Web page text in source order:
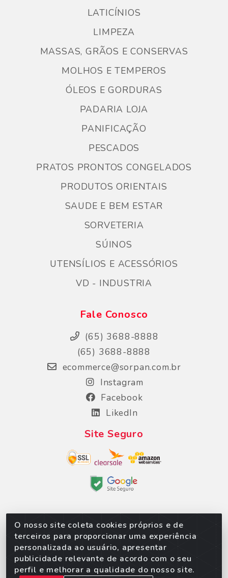
O nosso site coleta cookies próprios e de
terceiros para proporcionar uma experiência
personalizada ao usuário, apresentar
publicidade relevante de acordo com o seu
perfil e melhorar a qualidade do nosso site.
LATICÍNIOS
LIMPEZA
MASSAS, GRÃOS E CONSERVAS
MOLHOS E TEMPEROS
ÓLEOS E GORDURAS
PADARIA LOJA
PANIFICAÇÃO
PESCADOS
PRATOS PRONTOS CONGELADOS
PRODUTOS ORIENTAIS
SAUDE E BEM ESTAR
SORVETERIA
SÚINOS
UTENSÍLIOS E ACESSÓRIOS
VD - INDUSTRIA
Fale Conosco
(65) 3688-8888
(65) 3688-8888
ecommerce@sorpan.com.br
Instagram
Facebook
LikedIn
Site Seguro
Sorpan - Rodovia dos Imigrantes, Lote 06, São
Matheus, Várzea Grande/MT – CEP 78152-135 -
CNPJ 02.623.537/0010-24